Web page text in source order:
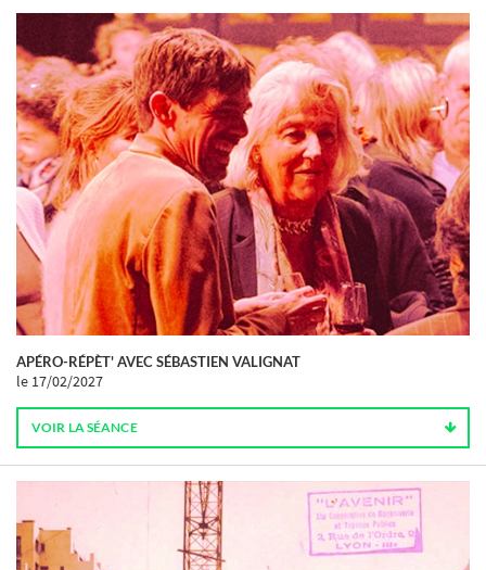
APÉRO-RÉPÈT' AVEC SÉBASTIEN VALIGNAT
le 17/02/2027
VOIR LA SÉANCE